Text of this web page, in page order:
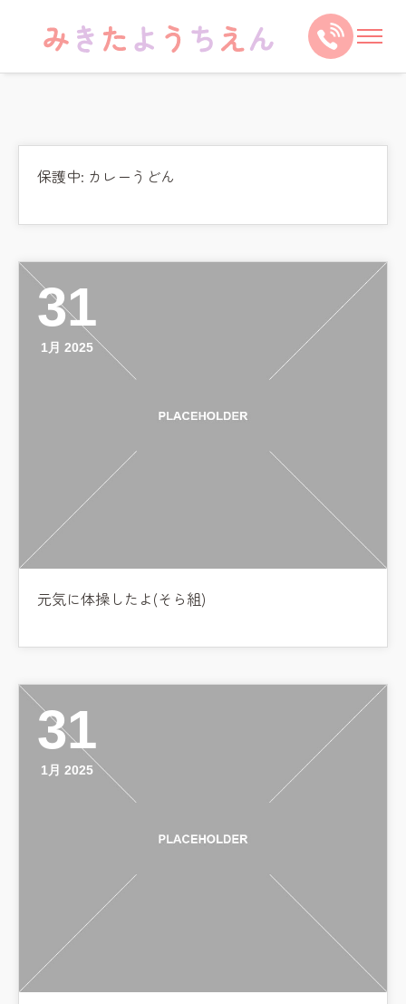
保護中: カレーうどん
31
1月 2025
元気に体操したよ(そら組)
31
1月 2025